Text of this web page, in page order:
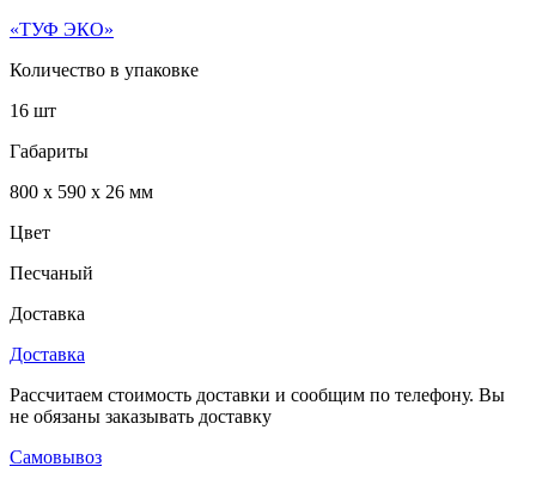
«ТУФ ЭКО»
Количество в упаковке
16 шт
Габариты
800 x 590 x 26 мм
Цвет
Песчаный
Доставка
Доставка
Рассчитаем стоимость доставки и сообщим по телефону. Вы
не обязаны заказывать доставку
Самовывоз